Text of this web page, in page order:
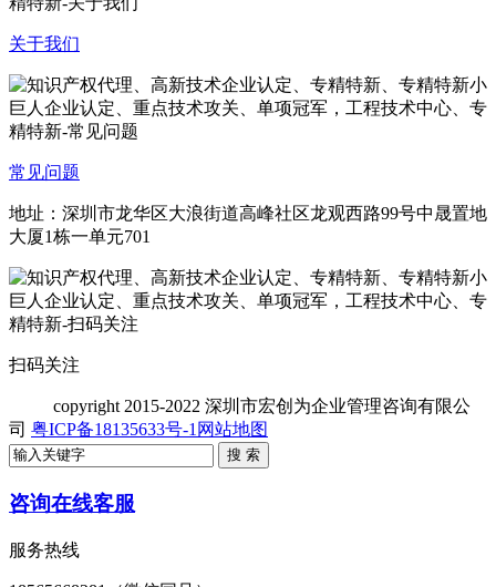
关于我们
常见问题
地址：深圳市龙华区大浪街道高峰社区龙观西路99号中晟置地
大厦1栋一单元701
扫码关注
copyright 2015-2022 深圳市宏创为企业管理咨询有限公
司 粤ICP备18135633号-1 网站地图
咨询在线客服
服务热线